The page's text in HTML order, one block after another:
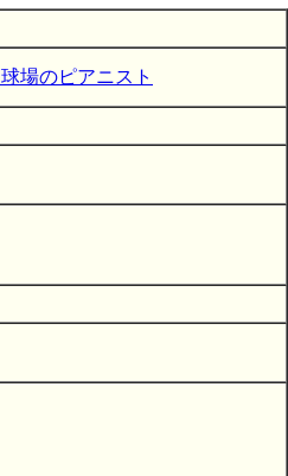
球場のピアニスト